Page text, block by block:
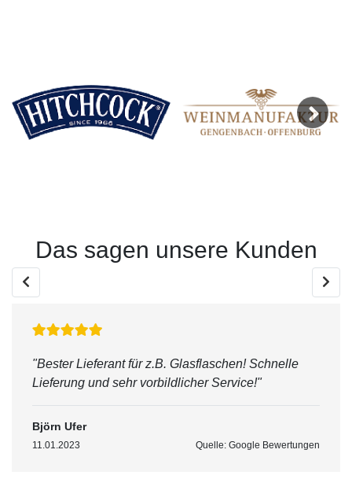
Das sagen unsere Kunden
"Bester Lieferant für z.B. Glasflaschen! Schnelle
Lieferung und sehr vorbildlicher Service!"
Björn Ufer
11.01.2023 Quelle: Google Bewertungen